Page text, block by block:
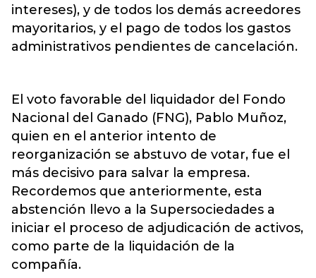
intereses), y de todos los demás acreedores
mayoritarios, y el pago de todos los gastos
administrativos pendientes de cancelación.
El voto favorable del liquidador del Fondo
Nacional del Ganado (FNG), Pablo Muñoz,
quien en el anterior intento de
reorganización se abstuvo de votar, fue el
más decisivo para salvar la empresa.
Recordemos que anteriormente, esta
abstención llevo a la Supersociedades a
iniciar el proceso de adjudicación de activos,
como parte de la liquidación de la
compañía.